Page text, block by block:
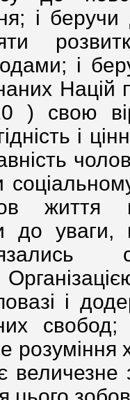
і
і
Націй
) свою
і
життя
до
і
розуміння
величезне